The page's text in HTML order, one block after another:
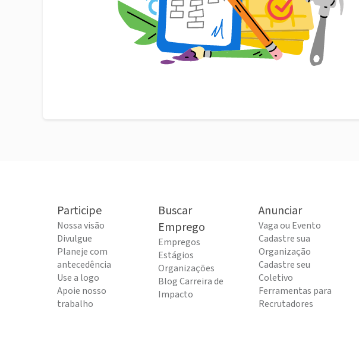
Participe
Nossa visão
Divulgue
Planeje com
antecedência
Use a logo
Apoie nosso
trabalho
Buscar
Emprego
Empregos
Estágios
Organizações
Blog Carreira de
Impacto
Anunciar
Vaga ou Evento
Cadastre sua
Organização
Cadastre seu
Coletivo
Ferramentas para
Recrutadores